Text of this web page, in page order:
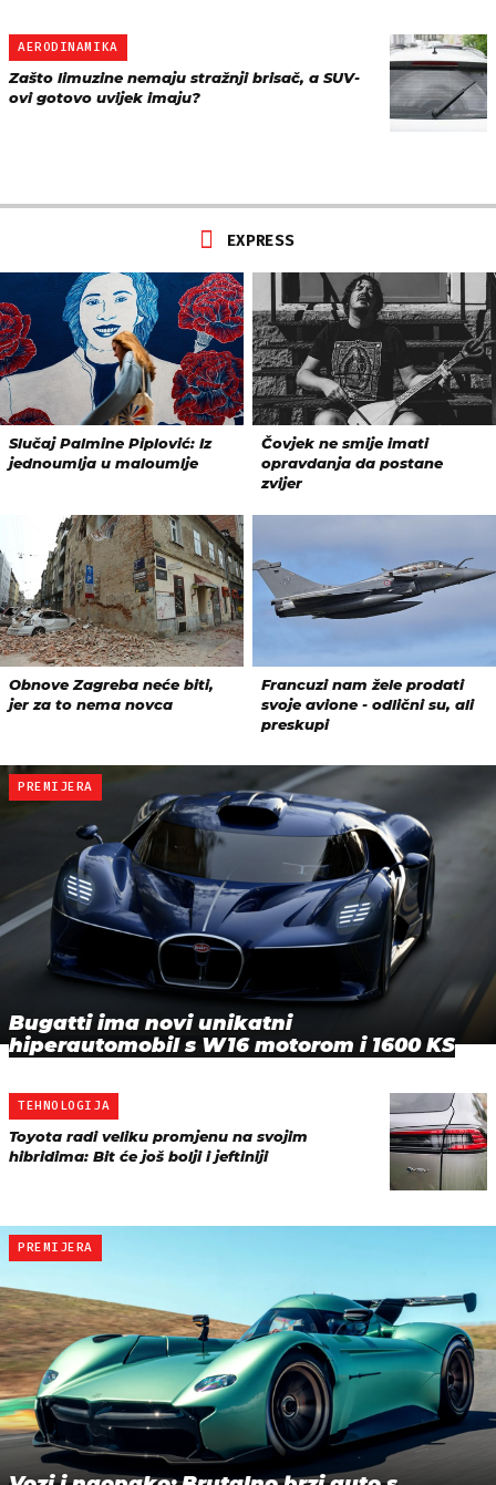
AERODINAMIKA
Zašto limuzine nemaju stražnji brisač, a SUV-
ovi gotovo uvijek imaju?
PREMIJERA
Bugatti ima novi unikatni
hiperautomobil s W16 motorom i 1600 KS
TEHNOLOGIJA
Toyota radi veliku promjenu na svojim
hibridima: Bit će još bolji i jeftiniji
PREMIJERA